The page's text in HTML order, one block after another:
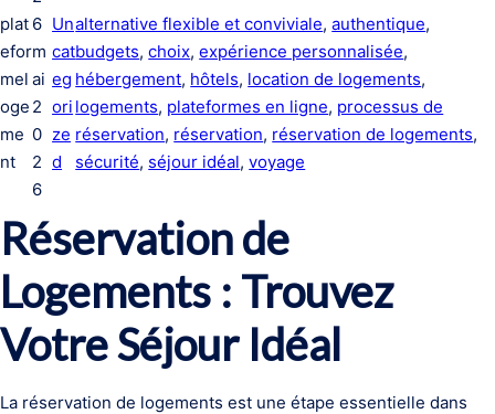
plat
efor
mel
oge
me
nt
6
m
ai
2
0
2
6
Un
cat
eg
ori
ze
d
alternative flexible et conviviale, authentique
budgets, choix, expérience personnalisée
hébergement, hôtels, location de logements
logements, plateformes en ligne, processus de
réservation, réservation, réservation de logements
sécurité, séjour idéal, voyage
Réservation de
Logements : Trouvez
Votre Séjour Idéal
La réservation de logements est une étape essentielle dans